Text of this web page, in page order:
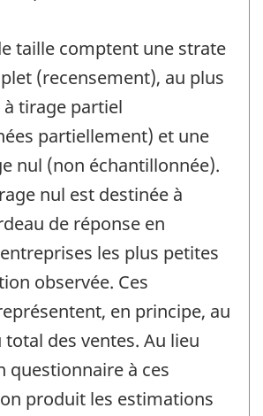
taille comptent une strate
(recensement), au plus
tirage partiel
partiellement) et une
nul (non échantillonnée).
nul est destinée à
de réponse en
les plus petites
observée. Ces
en principe, au
total des ventes. Au lieu
questionnaire à ces
produit les estimations